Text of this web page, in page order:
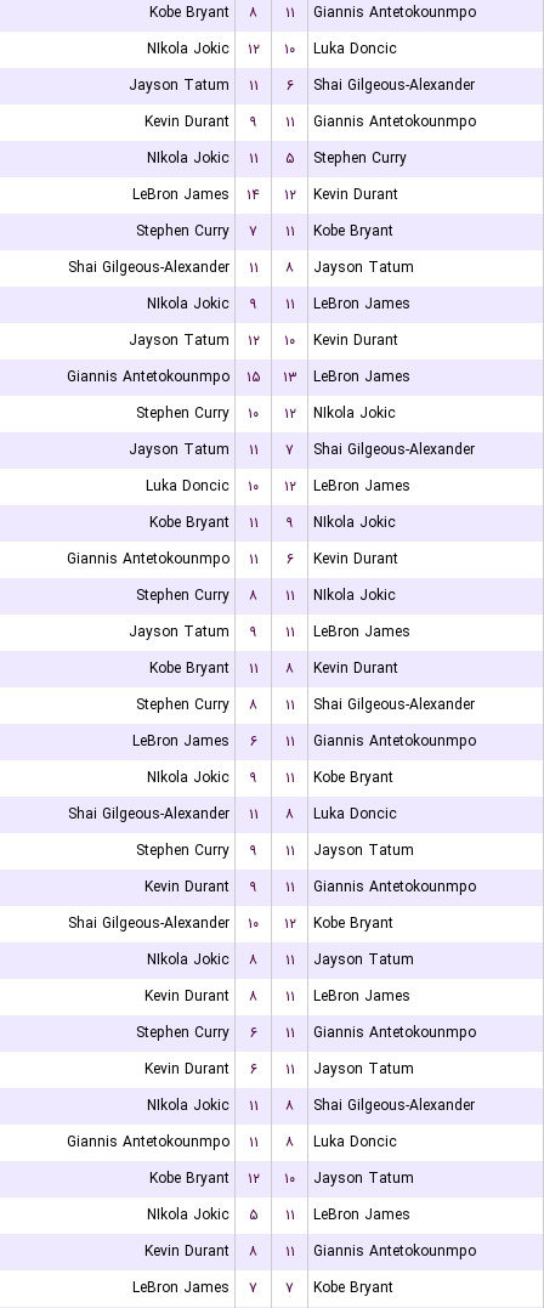
Kobe Bryant
۸ ۱۱
Giannis Antetokounmpo
NIkola Jokic
۱۲ ۱۰
Luka Doncic
Jayson Tatum
۱۱ ۶
Shai Gilgeous-Alexander
Kevin Durant
۹ ۱۱
Giannis Antetokounmpo
NIkola Jokic
۱۱ ۵
Stephen Curry
LeBron James
۱۴ ۱۲
Kevin Durant
Stephen Curry
۷ ۱۱
Kobe Bryant
Shai Gilgeous-Alexander
۱۱ ۸
Jayson Tatum
NIkola Jokic
۹ ۱۱
LeBron James
Jayson Tatum
۱۲ ۱۰
Kevin Durant
Giannis Antetokounmpo
۱۵ ۱۳
LeBron James
Stephen Curry
۱۰ ۱۲
NIkola Jokic
Jayson Tatum
۱۱ ۷
Shai Gilgeous-Alexander
Luka Doncic
۱۰ ۱۲
LeBron James
Kobe Bryant
۱۱ ۹
NIkola Jokic
Giannis Antetokounmpo
۱۱ ۶
Kevin Durant
Stephen Curry
۸ ۱۱
NIkola Jokic
Jayson Tatum
۹ ۱۱
LeBron James
Kobe Bryant
۱۱ ۸
Kevin Durant
Stephen Curry
۸ ۱۱
Shai Gilgeous-Alexander
LeBron James
۶ ۱۱
Giannis Antetokounmpo
NIkola Jokic
۹ ۱۱
Kobe Bryant
Shai Gilgeous-Alexander
۱۱ ۸
Luka Doncic
Stephen Curry
۹ ۱۱
Jayson Tatum
Kevin Durant
۹ ۱۱
Giannis Antetokounmpo
Shai Gilgeous-Alexander
۱۰ ۱۲
Kobe Bryant
NIkola Jokic
۸ ۱۱
Jayson Tatum
Kevin Durant
۸ ۱۱
LeBron James
Stephen Curry
۶ ۱۱
Giannis Antetokounmpo
Kevin Durant
۶ ۱۱
Jayson Tatum
NIkola Jokic
۱۱ ۸
Shai Gilgeous-Alexander
Giannis Antetokounmpo
۱۱ ۸
Luka Doncic
Kobe Bryant
۱۲ ۱۰
Jayson Tatum
NIkola Jokic
۵ ۱۱
LeBron James
Kevin Durant
۸ ۱۱
Giannis Antetokounmpo
LeBron James
۷ ۷ Kobe Bryant